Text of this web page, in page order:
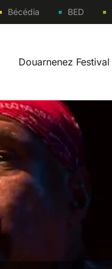
Bécédia BED
Douarnenez Festival